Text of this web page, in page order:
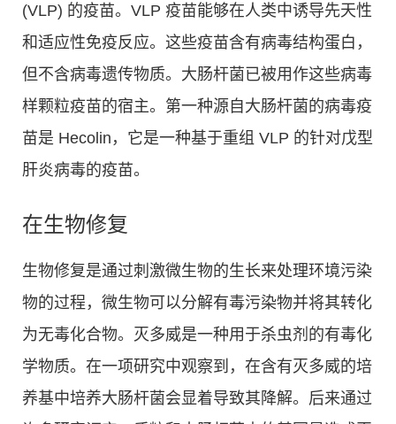
(VLP) 的疫苗。VLP 疫苗能够在人类中诱导先天性
和适应性免疫反应。这些疫苗含有病毒结构蛋白，
但不含病毒遗传物质。大肠杆菌已被用作这些病毒
样颗粒疫苗的宿主。第一种源自大肠杆菌的病毒疫
苗是 Hecolin，它是一种基于重组 VLP 的针对戊型
肝炎病毒的疫苗。
在生物修复
生物修复是通过刺激微生物的生长来处理环境污染
物的过程，微生物可以分解有毒污染物并将其转化
为无毒化合物。灭多威是一种用于杀虫剂的有毒化
学物质。在一项研究中观察到，在含有灭多威的培
养基中培养大肠杆菌会显着导致其降解。后来通过